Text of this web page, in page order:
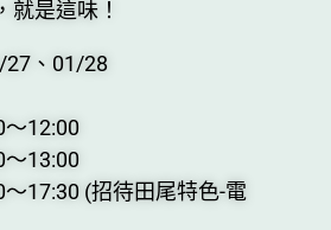
就是這味！
27、01/28
～12:00
～13:00
～17:30 (招待田尾特色-電